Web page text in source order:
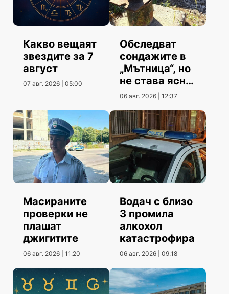
Какво вещаят
звездите за 7
август
07 авг. 2026 | 05:00
Обследват
сондажите в
„Мътница“, но
не става ясно
кога
06 авг. 2026 | 12:37
Масираните
проверки не
плашат
джигитите
06 авг. 2026 | 11:20
Водач с близо
3 промила
алкохол
катастрофира
06 авг. 2026 | 09:18